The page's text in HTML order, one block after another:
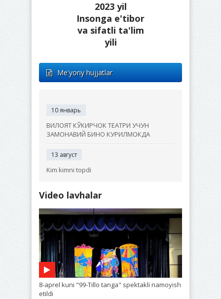
2023 yil
Insonga e'tibor
va sifatli ta'lim
yili
Me'yoriy hujjatlar
10 январь
ВИЛОЯТ КЎКИРЧОК ТЕАТРИ УЧУН
ЗАМОНАВИЙ БИНО КУРИЛМОКДА
13 август
Kim kimni topdi
Video lavhalar
8-aprel kuni "99-Tillo tanga" spektakli namoyish
etildi